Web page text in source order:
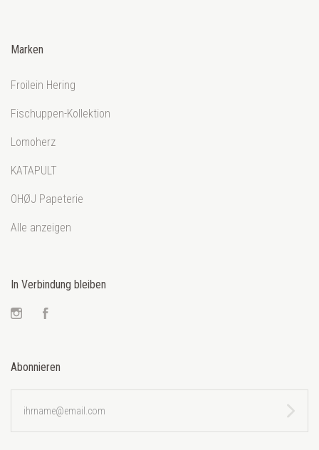
Marken
Froilein Hering
Fischuppen-Kollektion
Lomoherz
KATAPULT
OHØJ Papeterie
Alle anzeigen
In Verbindung bleiben
Instagram
Abonnieren